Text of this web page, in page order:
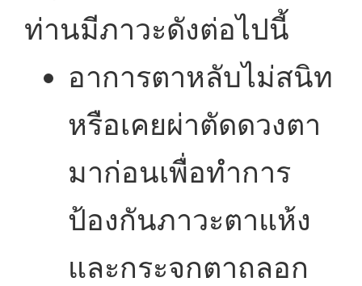
ท่านมีภาวะดังต่อไปนี้
อาการตาหลับไม่สนิท
หรือเคยผ่าตัดดวงตา
มาก่อนเพื่อทำการ
ป้องกันภาวะตาแห้ง
และกระจกตาถลอก